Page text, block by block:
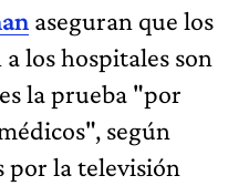
aseguran que los
los hospitales son
la prueba "por
según
por la televisión